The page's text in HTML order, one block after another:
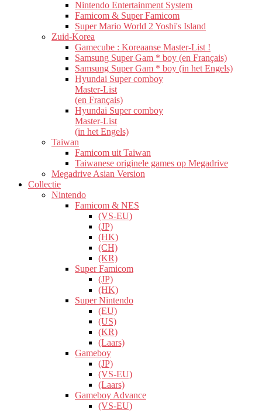
Nintendo Entertainment System
Famicom & Super Famicom
Super Mario World 2 Yoshi's Island
Zuid-Korea
Gamecube : Koreaanse Master-List !
Samsung Super Gam * boy (en Français)
Samsung Super Gam * boy (in het Engels)
Hyundai Super comboy
Master-List
(en Français)
Hyundai Super comboy
Master-List
(in het Engels)
Taiwan
Famicom uit Taiwan
Taiwanese originele games op Megadrive
Megadrive Asian Version
Collectie
Nintendo
Famicom & NES
(VS-EU)
(JP)
(HK)
(CH)
(KR)
Super Famicom
(JP)
(HK)
Super Nintendo
(EU)
(US)
(KR)
(Laars)
Gameboy
(JP)
(VS-EU)
(Laars)
Gameboy Advance
(VS-EU)